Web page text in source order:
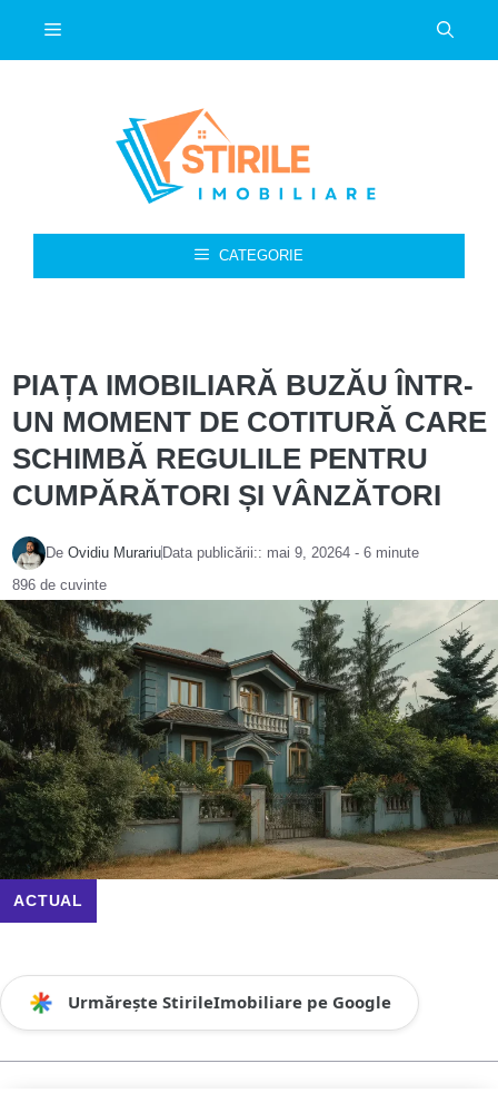
Meniu
CATEGORIE
PIAȚA IMOBILIARĂ BUZĂU ÎNTR-
UN MOMENT DE COTITURĂ CARE
SCHIMBĂ REGULILE PENTRU
CUMPĂRĂTORI ȘI VÂNZĂTORI
De Ovidiu Murariu Data publicării:: mai 9, 20264 - 6 minute
896 de cuvinte
ACTUAL
Urmărește StirileImobiliare pe Google